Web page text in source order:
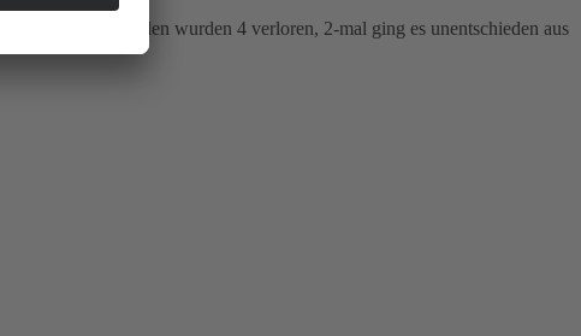
Von 7 Spielen wurden 4 verloren, 2-mal ging es unentschieden aus